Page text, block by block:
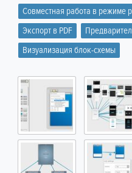
Совместная работа в режиме
Экспорт в PDF
Визуализация блок-схемы